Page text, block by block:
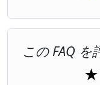
この FAQ を
★